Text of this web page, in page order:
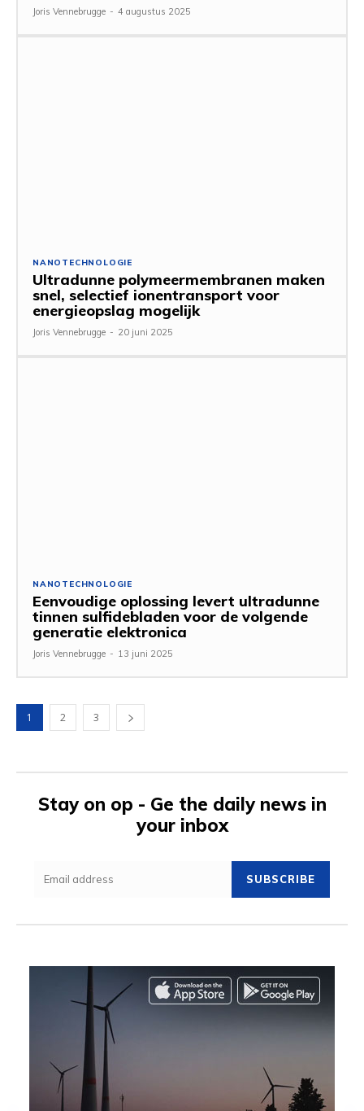
Joris Vennebrugge - 4 augustus 2025
NANOTECHNOLOGIE
Ultradunne polymeermembranen maken
snel, selectief ionentransport voor
energieopslag mogelijk
Joris Vennebrugge - 20 juni 2025
NANOTECHNOLOGIE
Eenvoudige oplossing levert ultradunne
tinnen sulfidebladen voor de volgende
generatie elektronica
Joris Vennebrugge - 13 juni 2025
1 2 3
Stay on op - Ge the daily news in
your inbox
SUBSCRIBE